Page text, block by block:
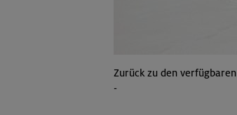
Zurück zu den verfügbaren
-